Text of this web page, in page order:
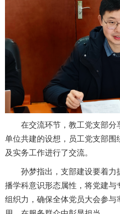
在交流环节，教工党支部分
单位共建的设想，员工党支部围
及实务工作进行了交流。
孙梦指出，支部建设要着力
播学科意识形态属性，将党建与
组织力，确保全体党员大会参